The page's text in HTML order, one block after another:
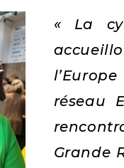
« La
réseau
Grande